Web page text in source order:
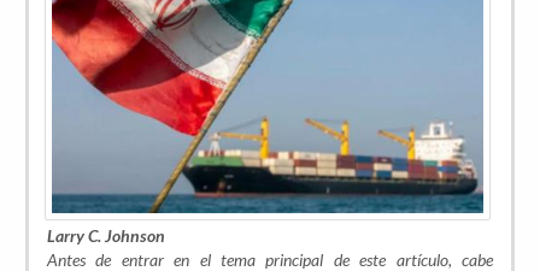
Larry C. Johnson
Antes de entrar en el tema principal de este artículo, cabe